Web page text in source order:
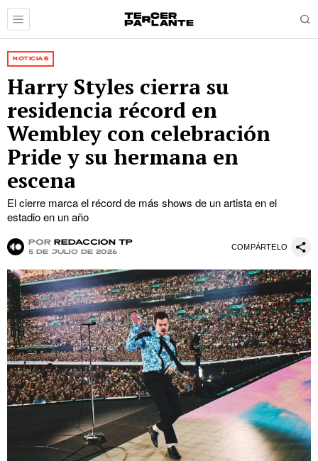
NOTICIAS
Harry Styles cierra su
residencia récord en
Wembley con celebración
Pride y su hermana en
escena
El cierre marca el récord de más shows de un artista en el
estadio en un año
por Redacción TP
5 de julio de 2026
COMPÁRTELO